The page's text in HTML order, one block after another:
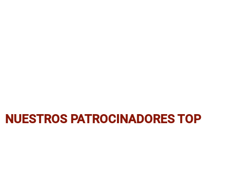
NUESTROS PATROCINADORES TOP